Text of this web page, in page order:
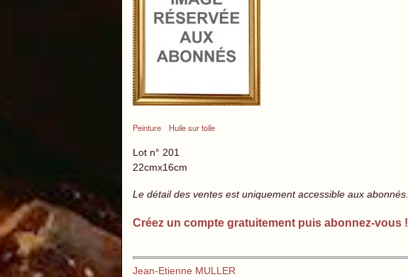
Peinture Huile sur toile
Lot n° 201
22cmx16cm
Le détail des ventes est uniquement accessible aux abonnés.
Créez un compte gratuitement puis abonnez-vous !
Jean-Etienne MULLER